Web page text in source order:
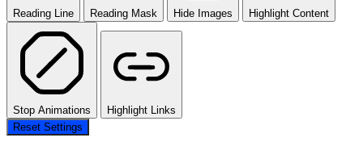
Reading Line Reading Mask Hide Images Highlight Content
Stop Animations
Highlight Links
Reset Settings